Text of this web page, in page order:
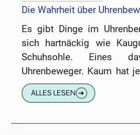
Die Wahrheit über
Es gibt Dinge im
sich hartnäckig wie
Schuhsohle. Eines
Uhrenbeweger. Kaum hat
drei Automatikuhren,
um
ALLES LESEN ➔